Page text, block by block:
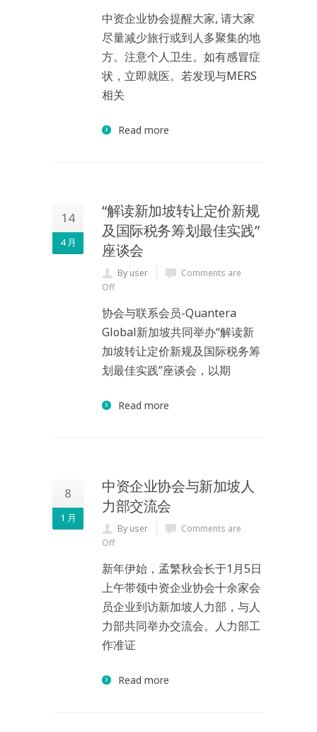
中资企业协会提醒大家, 请大家
尽量减少旅行或到人多聚集的地
方。注意个人卫生。如有感冒症
状，立即就医。若发现与MERS
相关
Read more
14
4 月
“解读新加坡转让定价新规
及国际税务筹划最佳实践”
座谈会
By user
Comments are
Off
协会与联系会员-Quantera
Global新加坡共同举办“解读新
加坡转让定价新规及国际税务筹
划最佳实践”座谈会，以期
Read more
8
1 月
中资企业协会与新加坡人
力部交流会
By user
Comments are
Off
新年伊始，孟繁秋会长于1月5日
上午带领中资企业协会十余家会
员企业到访新加坡人力部，与人
力部共同举办交流会。人力部工
作准证
Read more